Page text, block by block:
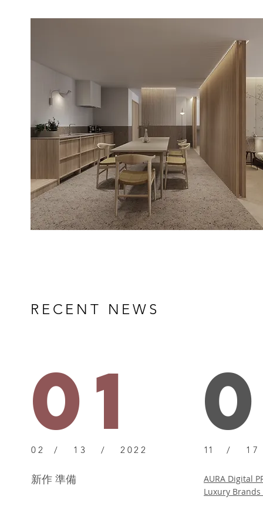
RECENT NEWS
01
02 / 13 / 2022
​新作 準備
11 / 17
AURA Digital
Luxury